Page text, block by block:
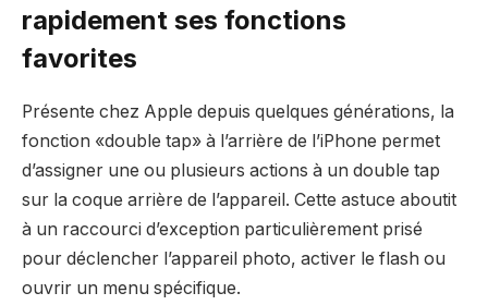
rapidement ses fonctions
favorites
Présente chez Apple depuis quelques générations, la
fonction «double tap» à l’arrière de l’iPhone permet
d’assigner une ou plusieurs actions à un double tap
sur la coque arrière de l’appareil. Cette astuce aboutit
à un raccourci d’exception particulièrement prisé
pour déclencher l’appareil photo, activer le flash ou
ouvrir un menu spécifique.